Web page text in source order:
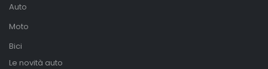
Auto
Moto
Bici
Le novità auto